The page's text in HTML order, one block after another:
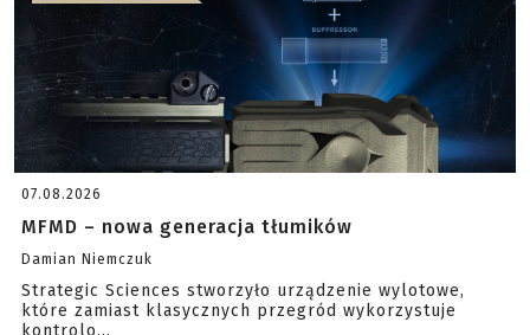
07.08.2026
MFMD – nowa generacja tłumików
Damian Niemczuk
Strategic Sciences stworzyło urządzenie wylotowe,
które zamiast klasycznych przegród wykorzystuje